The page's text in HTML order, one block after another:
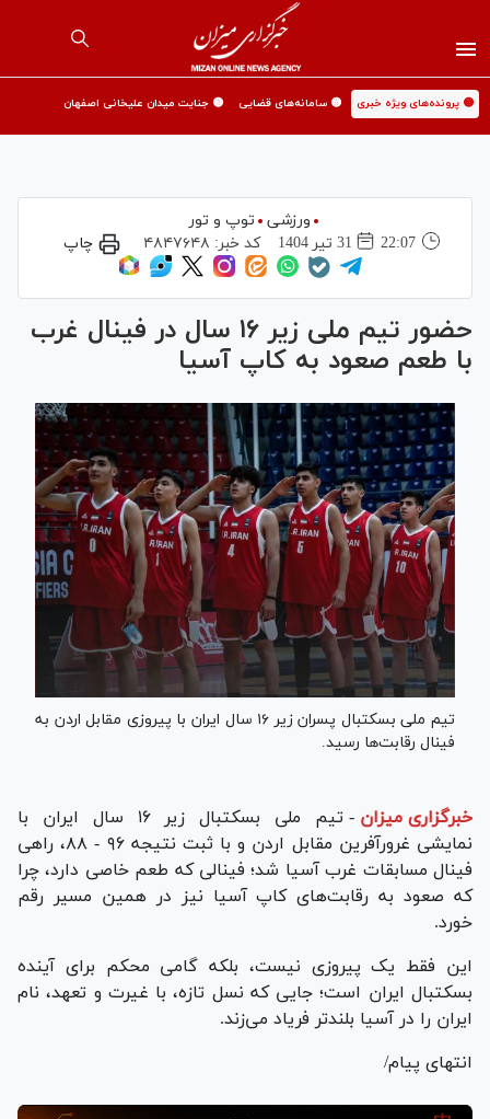
🟡 پرونده‌های ویژه خبری 🟡 سامانه‌های قضایی 🟡 جنایت میدان علیخانی اصفهان
ورزشی
توپ و تور
22:07
31 تير 1404 کد خبر: ۴۸۴۷۶۴۸ چاپ
حضور تیم ملی زیر ۱۶ سال در فینال غرب
با طعم صعود به کاپ آسیا
تیم ملی بسکتبال پسران زیر ۱۶ سال ایران با پیروزی مقابل اردن به
فینال رقابت‌ها رسید.
خبرگزاری میزان -
تیم ملی بسکتبال زیر ۱۶ سال ایران با
نمایشی غرورآفرین مقابل اردن و با ثبت نتیجه ۹۶ - ۸۸، راهی
فینال مسابقات غرب آسیا شد؛ فینالی که طعم خاصی دارد، چرا
که صعود به رقابت‌های کاپ آسیا نیز در همین مسیر رقم
خورد.
این فقط یک پیروزی نیست، بلکه گامی محکم برای آینده
بسکتبال ایران است؛ جایی که نسل تازه، با غیرت و تعهد، نام
ایران را در آسیا بلندتر فریاد می‌زند.
انتهای پیام/